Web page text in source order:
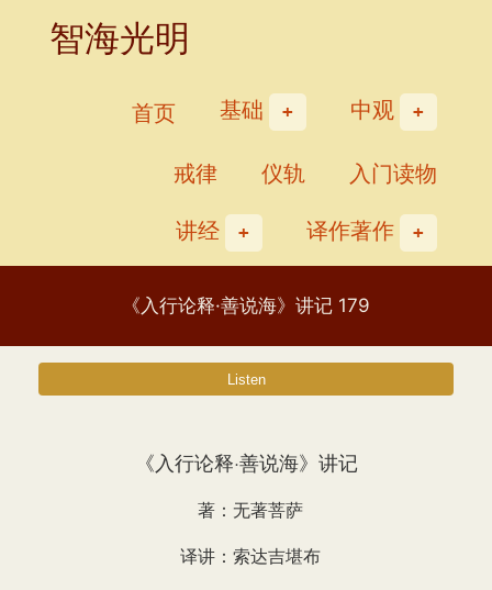
智海光明
首页 基础
中观
戒律
仪轨
入门读物
讲经
译作著作
《入行论释·善说海》讲记 179
《入行论释·善说海》讲记
著：无著菩萨
译讲：索达吉堪布